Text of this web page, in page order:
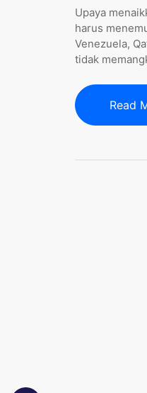
Upaya
harus
Venezuela,
tidak
Read